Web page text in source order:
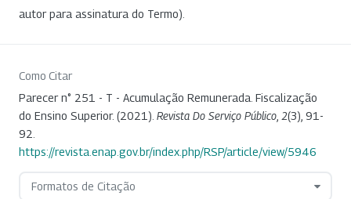
autor para assinatura do Termo).
Como Citar
Parecer n° 251 - T - Acumulação Remunerada. Fiscalização
do Ensino Superior. (2021). Revista Do Serviço Público 2(3), 91-
92.
https://revista.enap.gov.br/index.php/RSP/article/view/5946
Formatos de Citação